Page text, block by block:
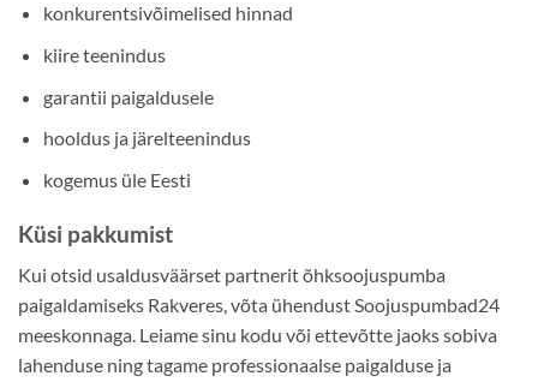
konkurentsivõimelised hinnad
kiire teenindus
garantii paigaldusele
hooldus ja järelteenindus
kogemus üle Eesti
Küsi pakkumist
Kui otsid usaldusväärset partnerit õhksoojuspumba
paigaldamiseks Rakveres, võta ühendust Soojuspumbad24
meeskonnaga. Leiame sinu kodu või ettevõtte jaoks sobiva
lahenduse ning tagame professionaalse paigalduse ja